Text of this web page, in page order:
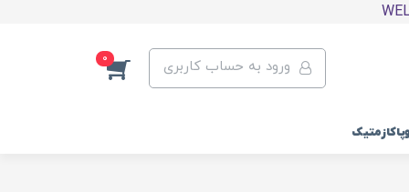
ورود به حساب کاربری 0